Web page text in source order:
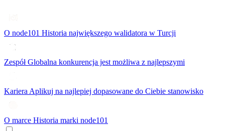
O node101 Historia największego walidatora w Turcji
ZespółGlobalna konkurencja jest możliwa z najlepszymi
Kariera Aplikuj na najlepiej dopasowane do Ciebie stanowisko
O marce Historia marki node101